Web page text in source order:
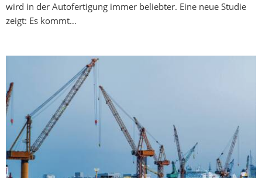
wird in der Autofertigung immer beliebter. Eine neue Studie
zeigt: Es kommt…